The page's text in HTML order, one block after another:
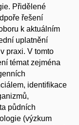
Přidělené
řešení
k aktuálním
uplatnění
praxi. V tomto
témat zejména
identifikace
půdních
(výzkum